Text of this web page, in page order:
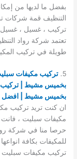
بفضل ما لديها من
التنظيف قمة شركات
تركيب ، غسيل ، غسيل
تعتمد شركة رواد
طويلة في تركيب
5. تركيب مكيفات
بخميس مشيط |
بخميس مشيط | افضل
ان كنت تريد تركيب
مكيفات سبليت ،
حرصا منا في شركة
للمكيفات بكافة
تركيب مكيفات سبليت